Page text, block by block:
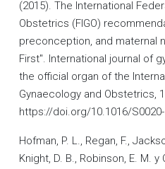
(2015). The International
Obstetrics (FIGO)
preconception, and maternal
First". International journal of
the official organ of the
Gynaecology and Obstetrics,
https://doi.org/10.1016/S0020-
Hofman, P. L., Regan, F.,
Knight, D. B., Robinson, E. M.